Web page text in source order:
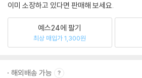
이미 소장하고 있다면 판매해 보세요.
예스24에 팔기
최상 매입가 1,300원
해외배송 가능